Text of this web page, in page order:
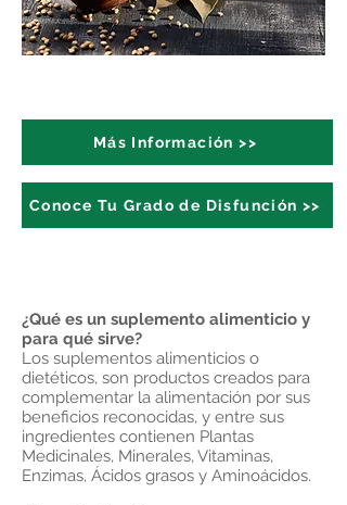
Más Información >>
Conoce Tu Grado de Disfunción >>
¿Qué es un suplemento alimenticio y
para qué sirve?
Los suplementos alimenticios o
dietéticos, son productos creados para
complementar la alimentación por sus
beneficios reconocidas, y entre sus
ingredientes contienen Plantas
Medicinales, Minerales, Vitaminas,
Enzimas, Ácidos grasos y Aminoácidos.